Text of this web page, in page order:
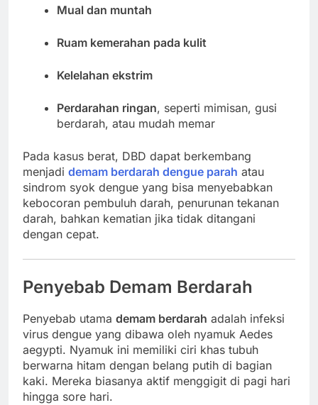
Mual dan muntah
Ruam kemerahan pada kulit
Kelelahan ekstrim
Perdarahan ringan, seperti mimisan, gusi
berdarah, atau mudah memar
Pada kasus berat, DBD dapat berkembang
menjadi demam berdarah dengue parah atau
sindrom syok dengue yang bisa menyebabkan
kebocoran pembuluh darah, penurunan tekanan
darah, bahkan kematian jika tidak ditangani
dengan cepat.
Penyebab Demam Berdarah
Penyebab utama demam berdarah adalah infeksi
virus dengue yang dibawa oleh nyamuk Aedes
aegypti. Nyamuk ini memiliki ciri khas tubuh
berwarna hitam dengan belang putih di bagian
kaki. Mereka biasanya aktif menggigit di pagi hari
hingga sore hari.